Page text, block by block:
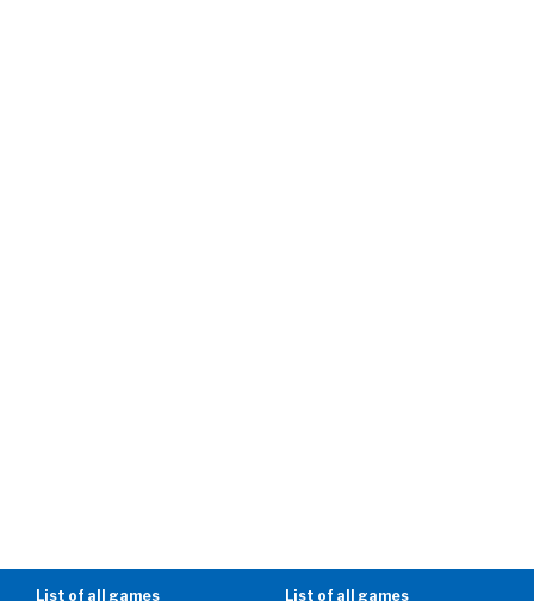
List of all games
List of all games